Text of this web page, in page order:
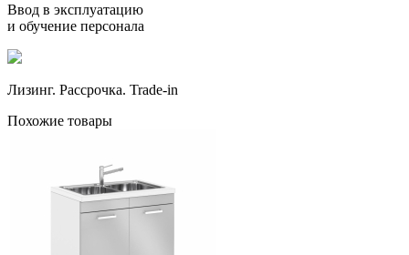
Ввод в эксплуатацию
и обучение персонала
Лизинг. Рассрочка. Trade-in
Похожие товары